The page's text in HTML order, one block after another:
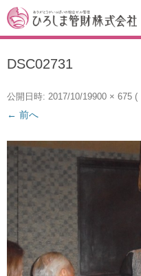
DSC02731
公開日時: 2017/10/19900 × 675 (
← 前へ